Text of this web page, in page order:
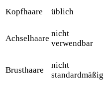
Kopfhaare üblich
Achselhaare
nicht
verwendbar
Brusthaare
nicht
standardmäßig